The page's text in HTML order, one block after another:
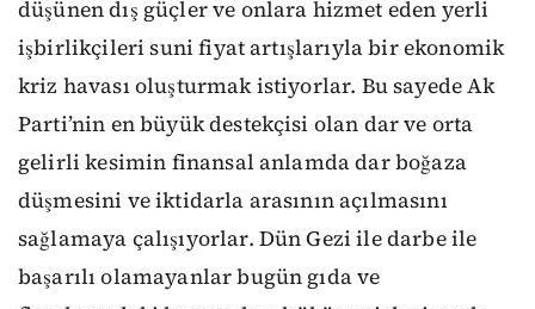
düşünen dış güçler ve onlara hizmet eden yerli
işbirlikçileri suni fiyat artışlarıyla bir ekonomik
kriz havası oluşturmak istiyorlar. Bu sayede Ak
Parti’nin en büyük destekçisi olan dar ve orta
gelirli kesimin finansal anlamda dar boğaza
düşmesini ve iktidarla arasının açılmasını
sağlamaya çalışıyorlar. Dün Gezi ile darbe ile
başarılı olamayanlar bugün gıda ve